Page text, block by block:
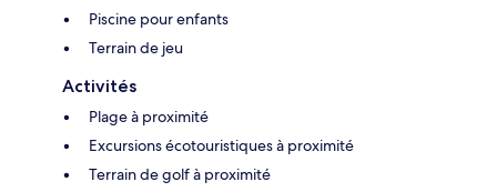
Piscine pour enfants
Terrain de jeu
Activités
Plage à proximité
Excursions écotouristiques à proximité
Terrain de golf à proximité